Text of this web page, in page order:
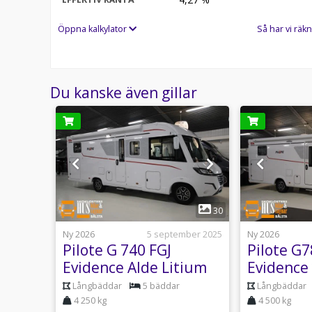
Öppna kalkylator Så har vi
Du kanske även gillar
1
30
Ny 2026
5 september 2025
Pilote G 740 FGJ
Evidence Alde Litium
180hk Automa
Långbäddar
5 bäddar
4 250 kg
Ny 2026
Pilote
Litium
Långbäddar
4 500 kg